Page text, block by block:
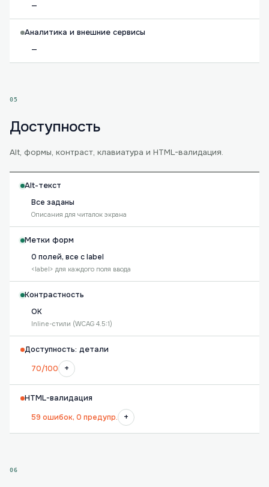
—
Аналитика и внешние сервисы
—
05
Доступность
Alt, формы, контраст, клавиатура и HTML-валидация.
Alt-текст
Все заданы
Описания для читалок экрана
Метки форм
0 полей, все с label
<label> для каждого поля ввода
Контрастность
OK
Inline-стили (WCAG 4.5:1)
Доступность: детали
70/100
+
HTML-валидация
59 ошибок, 0 предупр.
+
06